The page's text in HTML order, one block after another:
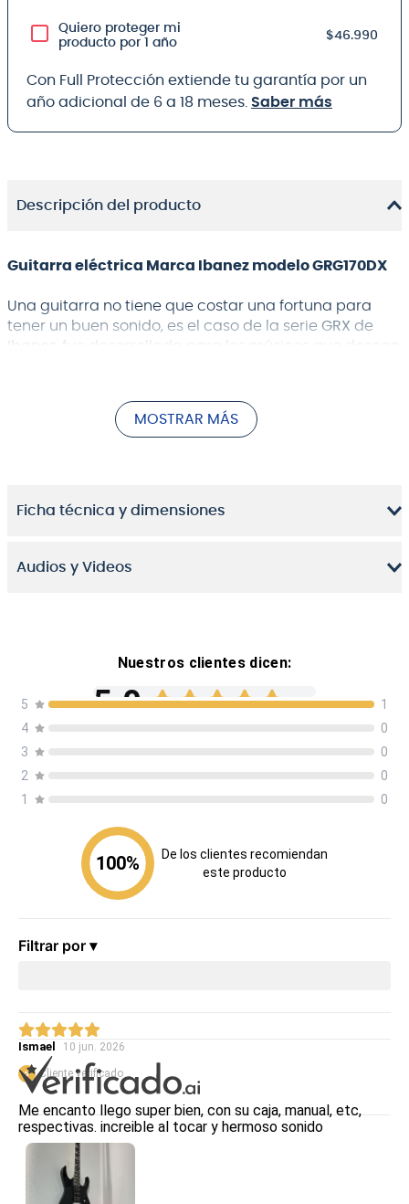
Quiero proteger mi
producto por 1 año
$46.990
Con Full Protección extiende tu garantía por un
año adicional de 6 a 18 meses. Saber más
Descripción del producto
Guitarra eléctrica Marca Ibanez modelo GRG170DX
Una guitarra no tiene que costar una fortuna para
tener un buen sonido, es el caso de la serie GRX de
Ibanez,
fue desarrollada para los músicos que desean
Su configuración de pastillas proporciona el tono
potente y pesado que estás buscando. Construida a
partir de un cuerpo de caoba con mástil de arce
y es tremendamente rápida.
cromo y controles redondeados, haciendo de la
MOSTRAR MÁS
Ficha técnica y dimensiones
Audios y Videos
Nuestros clientes dicen:
5.0
5
1
4
0
3
0
2
0
1
0
100%
De los clientes recomiendan
este producto
Filtrar por ▾
Ismael 10 jun. 2026
Cliente verificado
Me encanto llego super bien, con su caja, manual, etc,
respectivas. increible al tocar y hermoso sonido